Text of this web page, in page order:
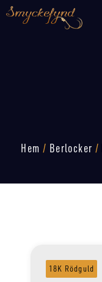
Hem / Berlocker /
18K Rödguld